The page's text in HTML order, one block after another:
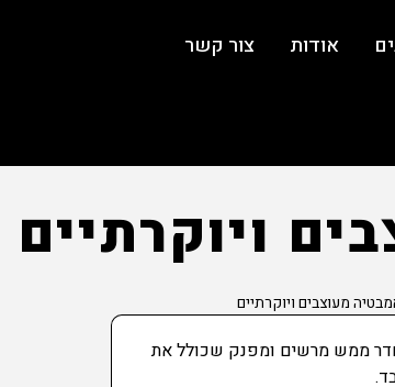
אודות צור קשר
ויוקרתיים
מעוצבים ויוקרתיים
חדר ממש מרשים ומפנק שכולל את